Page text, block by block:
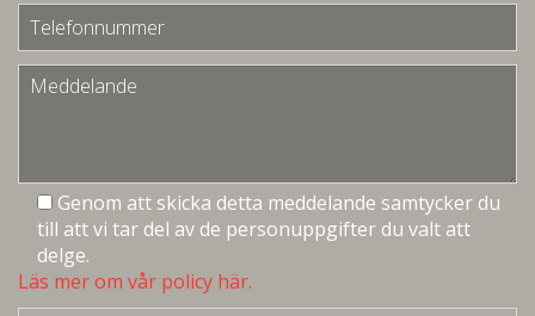
Genom att skicka detta meddelande samtycker du
till att vi tar del av de personuppgifter du valt att
delge.
Läs mer om vår policy här.